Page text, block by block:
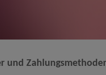
und